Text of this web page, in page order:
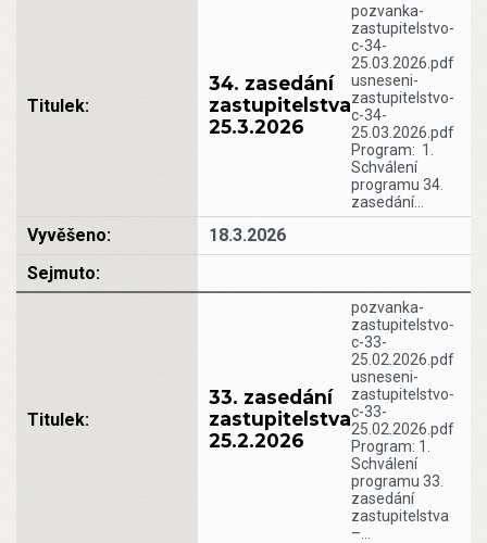
34. zasedání
zastupitelstva
25.3.2026
pozvanka-
zastupitelstvo-
c-34-
25.03.2026.pdf
usneseni-
zastupitelstvo-
c-34-
25.03.2026.pdf
Program: 1.
Schválení
programu 34.
zasedání…
18.3.2026
33. zasedání
zastupitelstva
25.2.2026
pozvanka-
zastupitelstvo-
c-33-
25.02.2026.pdf
usneseni-
zastupitelstvo-
c-33-
25.02.2026.pdf
Program: 1.
Schválení
programu 33.
zasedání
zastupitelstva
–…